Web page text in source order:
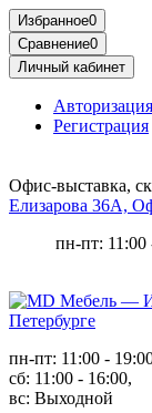
Избранное0
Сравнение0
Личный кабинет
Авторизация
Регистрация
Офис-выставка,
Елизарова 36А,
пн-пт: 11:00
пн-пт: 11:00 -
сб: 11:00 - 16:00,
вс: Выходной